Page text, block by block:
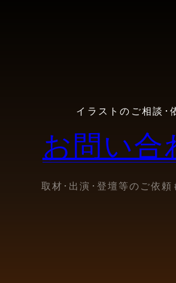
イラストのご相談･
お問い合
取材･出演･登壇等のご依頼